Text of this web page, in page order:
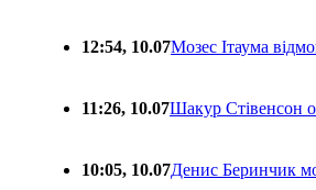
12:54, 10.07Мозес Ітаума
11:26, 10.07Шакур Стівенсон
10:05, 10.07Денис Беринчик